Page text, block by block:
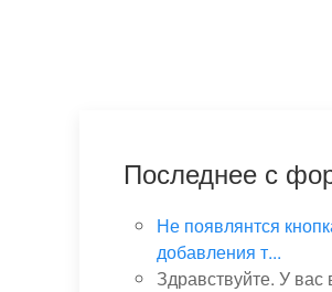
Последнее с
Не появлянтся
добавления т...
Здравствуйте. У